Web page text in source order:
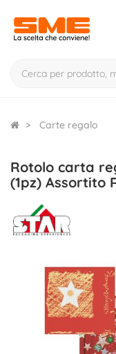
Carte regalo
Rotolo carta
(1pz) Assortito